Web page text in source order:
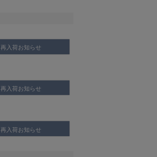
再入荷お知らせ
再入荷お知らせ
再入荷お知らせ